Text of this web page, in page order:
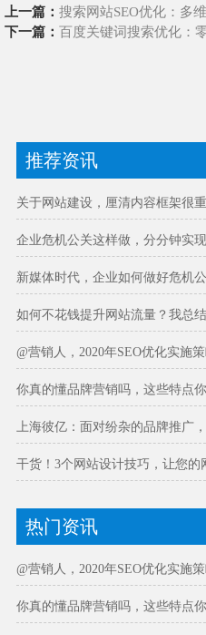
上一篇： 搜索网站SEO优化：多
下一篇： 百度关键词搜索优化：
推荐资讯
关于网站建设，厘清内容框架很重
企业危机公关这样做，分分钟实
新媒体时代，企业如何做好危机
如何不花钱提升网站流量？我总
@营销人，2020年SEO优化实施
你真的懂品牌营销吗，这些特点
上海彼亿：面对纷杂的品牌推广
干货！3个网站设计技巧，让您的
热门资讯
@营销人，2020年SEO优化实施
你真的懂品牌营销吗，这些特点